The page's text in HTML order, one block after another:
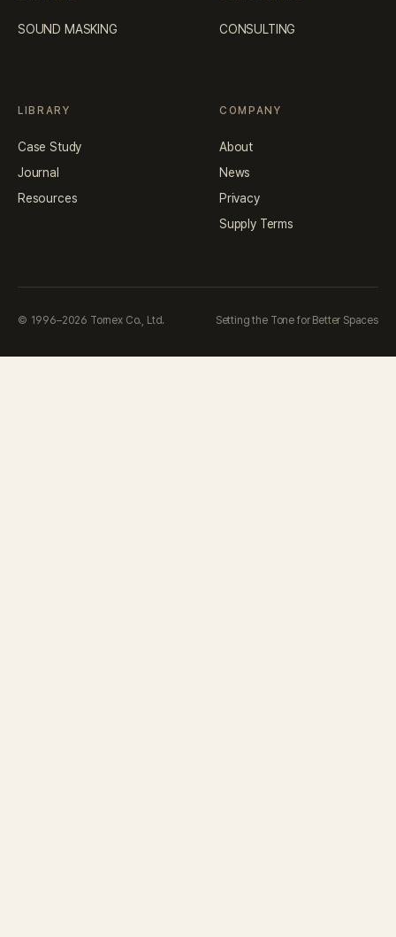
SOUND MASKING CONSULTING
LIBRARY
Case Study
Journal
Resources
COMPANY
About
News
Privacy
Supply Terms
© 1996–2026 Tornex Co., Ltd. Setting the Tone for Better Spaces